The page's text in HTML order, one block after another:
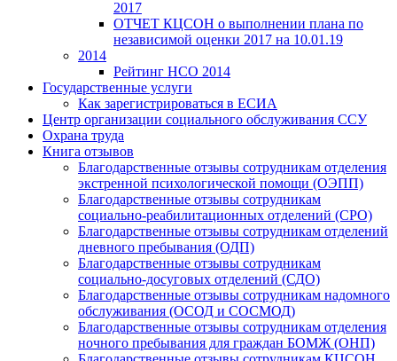
2017
ОТЧЕТ КЦСОН о выполнении плана по
независимой оценки 2017 на 10.01.19
2014
Рейтинг НСО 2014
Государственные услуги
Как зарегистрироваться в ЕСИА
Центр организации социального обслуживания ССУ
Охрана труда
Книга отзывов
Благодарственные отзывы сотрудникам отделения
экстренной психологической помощи (ОЭПП)
Благодарственные отзывы сотрудникам
социально-реабилитационных отделений (СРО)
Благодарственные отзывы сотрудникам отделений
дневного пребывания (ОДП)
Благодарственные отзывы сотрудникам
социально-досуговых отделений (СДО)
Благодарственные отзывы сотрудникам надомного
обслуживания (ОСОД и СОСМОД)
Благодарственные отзывы сотрудникам отделения
ночного пребывания для граждан БОМЖ (ОНП)